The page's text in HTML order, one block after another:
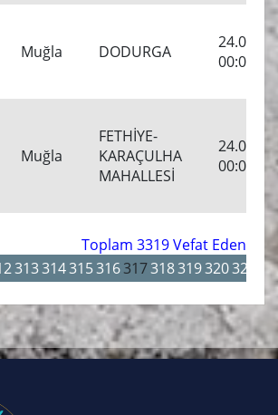
Muğla DODURGA
00:00:00
Muğla
FETHİYE-
KARAÇULHA
MAHALLESİ
00:00:00
Toplam 3319 Vefat Eden
313314315316 317318319320321 …